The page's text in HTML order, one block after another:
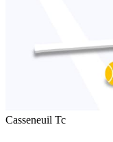
Casseneuil Tc